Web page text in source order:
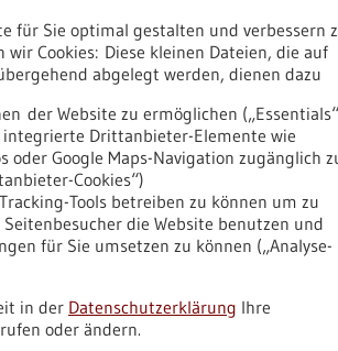
für Sie optimal gestalten und verbessern
wir Cookies: Diese kleinen Dateien, die auf
abgelegt werden, dienen dazu
der Website zu ermöglichen
integrierte Drittanbieter-Elemente wie
oder Google Maps-Navigation zugänglich
Cookies“)
Tools betreiben zu können um zu
die Website benutzen und
für Sie umsetzen zu können („Analyse-
in der Datenschutzerklärung Ihre
oder ändern.